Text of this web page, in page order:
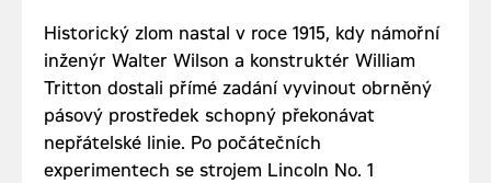
Historický zlom nastal v roce 1915, kdy námořní
inženýr Walter Wilson a konstruktér William
Tritton dostali přímé zadání vyvinout obrněný
pásový prostředek schopný překonávat
nepřátelské linie. Po počátečních
experimentech se strojem Lincoln No. 1